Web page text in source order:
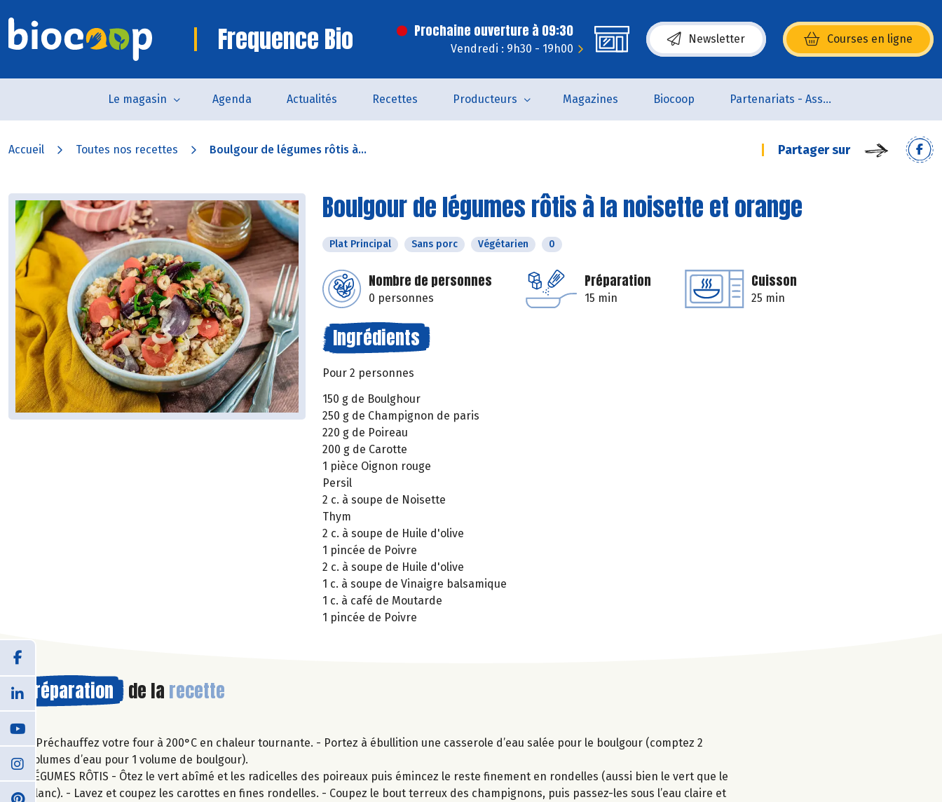
Frequence Bio Prochaine ouverture à 09:30
Vendredi : 9h30 - 19h00
Newsletter Courses en ligne
(s’ouvre dans une nouvelle fenêtre)
Le magasin Agenda Actualités Recettes Producteurs Magazines Biocoop Partenariats - Associations
Accueil Toutes nos recettes Boulgour de légumes rôtis à... Partager sur
Boulgour de légumes rôtis à la noisette et orange
Plat Principal Sans porc Végétarien 0
Nombre de personnes
0 personnes
Préparation
15 min
Cuisson
25 min
Ingrédients
Pour 2 personnes
150 g de Boulghour
250 g de Champignon de paris
220 g de Poireau
200 g de Carotte
1 pièce Oignon rouge
Persil
2 c. à soupe de Noisette
Thym
2 c. à soupe de Huile d'olive
1 pincée de Poivre
2 c. à soupe de Huile d'olive
1 c. à soupe de Vinaigre balsamique
1 c. à café de Moutarde
1 pincée de Poivre
Préparation de la recette
- Préchauffez votre four à 200°C en chaleur tournante. - Portez à ébullition une casserole d’eau salée pour le boulgour (comptez 2
volumes d’eau pour 1 volume de boulgour).
LÉGUMES RÔTIS - Ôtez le vert abîmé et les radicelles des poireaux puis émincez le reste finement en rondelles (aussi bien le vert que le
blanc). - Lavez et coupez les carottes en fines rondelles. - Coupez le bout terreux des champignons, puis passez-les sous l’eau claire et